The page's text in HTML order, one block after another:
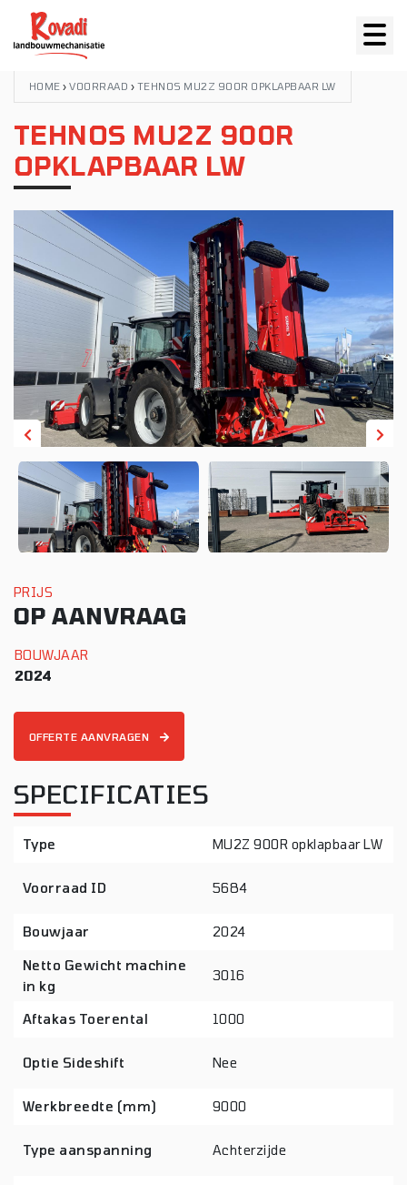
HOME ›VOORRAAD › TEHNOS MU2Z 900R OPKLAPBAAR LW
TEHNOS MU2Z 900R
OPKLAPBAAR LW
PRIJS
OP AANVRAAG
BOUWJAAR
2024
OFFERTE AANVRAGEN
SPECIFICATIES
Type MU2Z 900R opklapbaar LW
Voorraad ID 5684
Bouwjaar 2024
Netto Gewicht machine
in kg
3016
Aftakas Toerental 1000
Optie Sideshift Nee
Werkbreedte (mm) 9000
Type aanspanning Achterzijde